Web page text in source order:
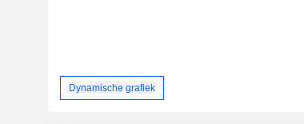
Dynamische grafiek